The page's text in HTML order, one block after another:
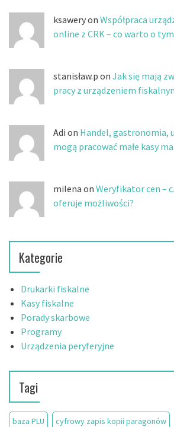
ksawery on Współpraca
online z CRK – co warto o
stanisław.p on Jak się mają
pracy z urządzeniem
Adi on Handel, gastronomia,
mogą pracować małe kasy
milena on Weryfikator cen –
oferuje możliwości?
Kategorie
Drukarki fiskalne
Kasy fiskalne
Porady skarbowe
Programy
Urządzenia peryferyjne
Tagi
baza PLU cyfrowy zapis kopii paragonów